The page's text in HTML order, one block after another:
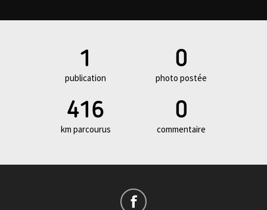
1
publication
0
photo postée
416
km parcourus
0
commentaire